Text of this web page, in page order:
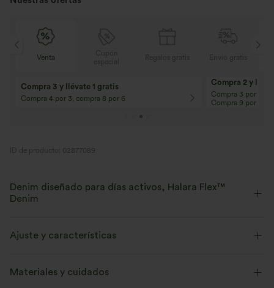
Venta
Compra 3 y llévate 1 gratis
Compra 4 por 3, compra 8 por 6
Compra 2 y
Compra 3 por 2,
Compra 9 por 6
ID de producto: 02877089
Denim diseñado para días activos, Halara Flex™
Denim
comodidad de la ropa deportiva. Halara Flex™ Denim te da la
elasticidad y suavidad con la que podrás moverte sin límites.
Elástico en cuatro direcciones
Ajuste y características
Cintura plana Con bolsillos
Materiales y cuidados